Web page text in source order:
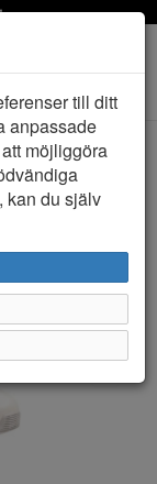
till ditt
anpassade
möjliggöra
kan du själv